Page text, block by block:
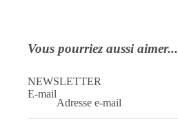
Vous pourriez aussi aimer...
NEWSLETTER
E-mail